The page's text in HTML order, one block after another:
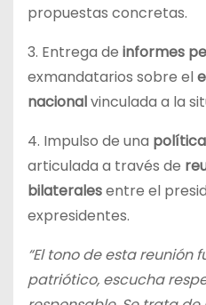
propuestas concretas.
3. Entrega de informes
exmandatarios sobre el
nacionalvinculada a la
4. Impulso de una
articulada a través de
bilateralesentre el
expresidentes.
“El tono de esta reunión
patriótico, escucha